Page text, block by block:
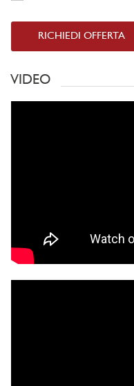
RICHIEDI OFFERTA
VIDEO